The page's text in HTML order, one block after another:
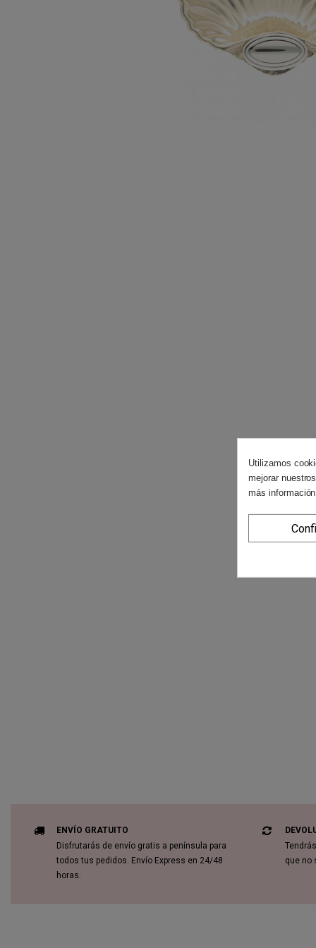
ENVÍO GRATUITO
Disfrutarás de envío gratis a península para
todos tus pedidos. Envío Express en 24/48
horas.
que no
Utilizamos
mejorar
más